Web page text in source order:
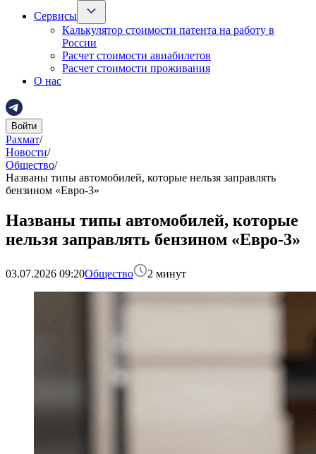
Сервисы
Калькулятор стоимости патента на работу в
России
Расчет стоимости авиабилетов
Расчет стоимости проживания
О нас
Войти
Рахмат/
Новости/
Общество/
Названы типы автомобилей, которые нельзя заправлять
бензином «Евро-3»
Названы типы автомобилей, которые
нельзя заправлять бензином «Евро-3»
03.07.2026 09:20Общество 2 минут